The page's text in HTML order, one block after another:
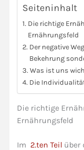
Seiteninhalt
Die richtige
Ernährungsfeld
Der negative
Bekehrung
Was ist uns
Die
Die richtige
Ernährungsfeld
Im 2.ten Teil über